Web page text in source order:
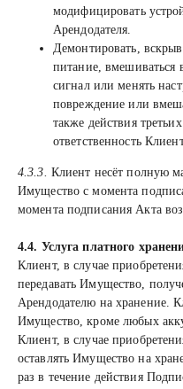
модифицировать
Арендодателя.
Демонтировать,
питание, вмешиваться
сигнал или менять
повреждение или
также действия
ответственность
4.3.3. Клиент несёт полную
Имущество с момента
момента подписания Акта
4.4. Услуга платного
Клиент, в случае
передавать Имущество,
Арендодателю на хранение.
Имущество, кроме любых
Клиент, в случае
оставлять Имущество на
раз в течение действия